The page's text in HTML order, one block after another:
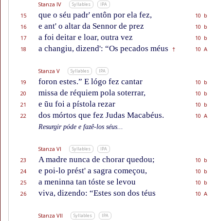
Stanza IV Syllables IPA
15 que o séu padr' entôn por ela fez,
10 b
16
e ant' o altar da Sennor de prez
10 b
17
a foi deitar e loar, outra vez
10 b
18
a changiu, dizend': “Os pecados méus † 10 A
Stanza V Syllables IPA
19 foron estes.” E lógo fez cantar
10 b
20
missa de réquiem pola soterrar,
10 b
21
e ũu foi a pístola rezar
10 b
22
dos mórtos que fez Judas Macabéus.
10 A
Resurgir póde e fazê-los séus...
Stanza VI Syllables IPA
23 A madre nunca de chorar quedou;
10 b
24
e poi-lo prést' a sagra começou,
10 b
25
a meninna tan tóste se levou
10 b
26
viva, dizendo: “Estes son dos téus 10 A
Stanza VII Syllables IPA